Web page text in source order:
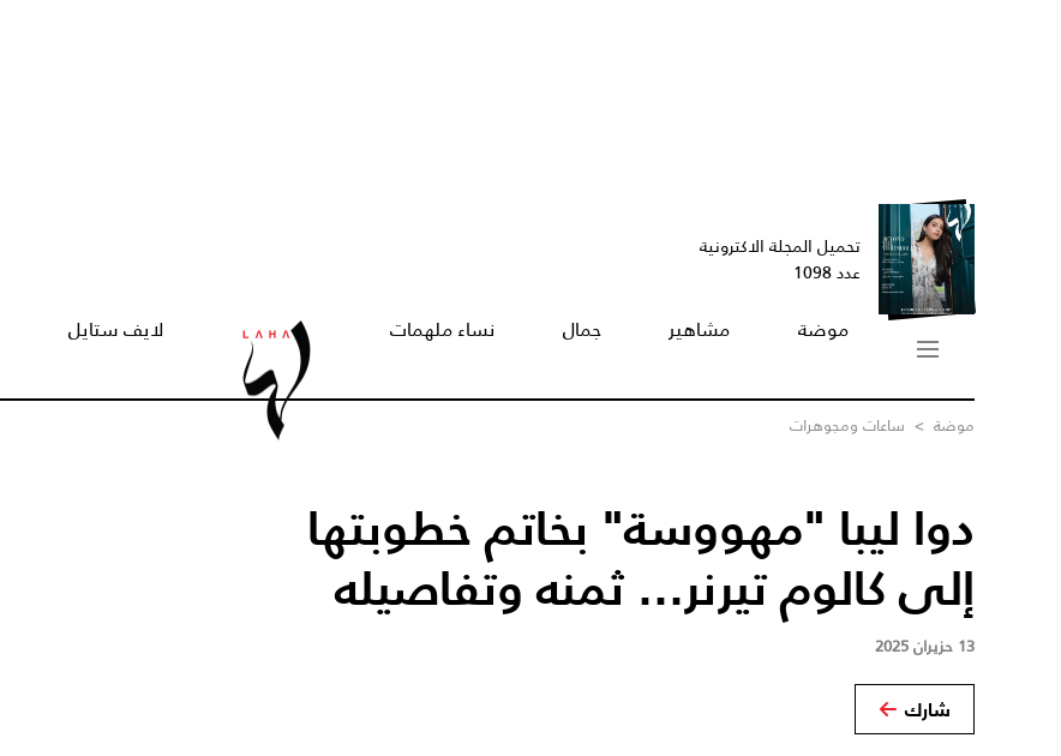
تحميل المجلة الاكترونية
عدد 1098
موضة مشاهير جمال نساء ملهمات لايف ستايل
موضة > ساعات ومجوهرات
دوا ليبا "مهووسة" بخاتم خطوبتها
إلى كالوم تيرنر... ثمنه وتفاصيله
13 حزيران 2025
شارك